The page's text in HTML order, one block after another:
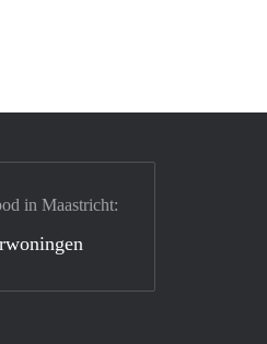
in Maastricht: